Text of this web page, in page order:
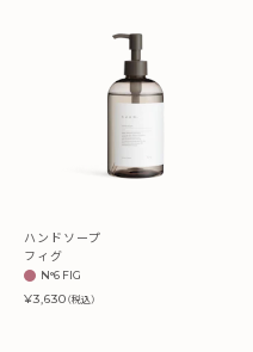
ハンドソープ
フィグ
N°6 FIG
¥3,630（税込）